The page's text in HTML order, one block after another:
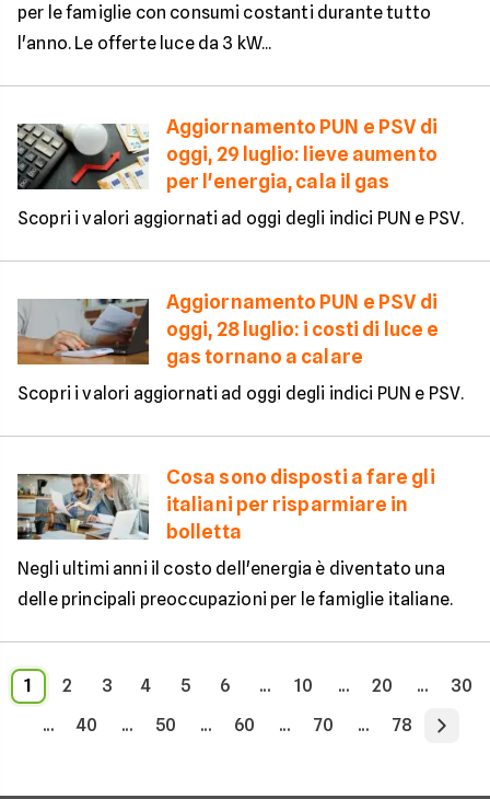
per le famiglie con consumi costanti durante tutto
l'anno. Le offerte luce da 3 kW...
Aggiornamento PUN e PSV di
oggi, 29 luglio: lieve aumento
per l'energia, cala il gas
Scopri i valori aggiornati ad oggi degli indici PUN e PSV.
Aggiornamento PUN e PSV di
oggi, 28 luglio: i costi di luce e
gas tornano a calare
Scopri i valori aggiornati ad oggi degli indici PUN e PSV.
Cosa sono disposti a fare gli
italiani per risparmiare in
bolletta
Negli ultimi anni il costo dell'energia è diventato una
delle principali preoccupazioni per le famiglie italiane.
1 2 3 4 5 6 ... 10 ... 20 ...
30
...
40 ... 50 ... 60 ... 70 ... 78